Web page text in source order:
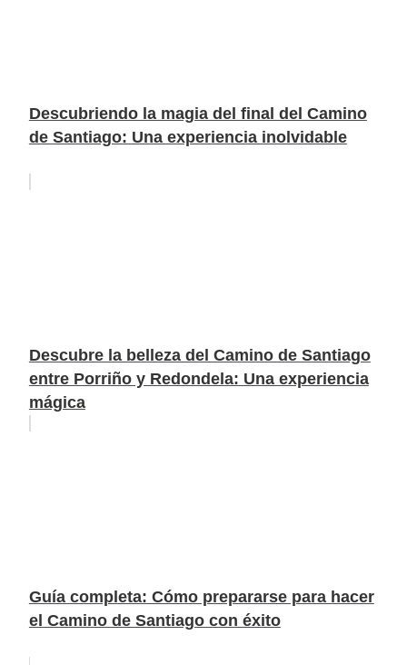
Descubriendo la magia del final del Camino
de Santiago: Una experiencia inolvidable
Descubre la belleza del Camino de Santiago
entre Porriño y Redondela: Una experiencia
mágica
Guía completa: Cómo prepararse para hacer
el Camino de Santiago con éxito